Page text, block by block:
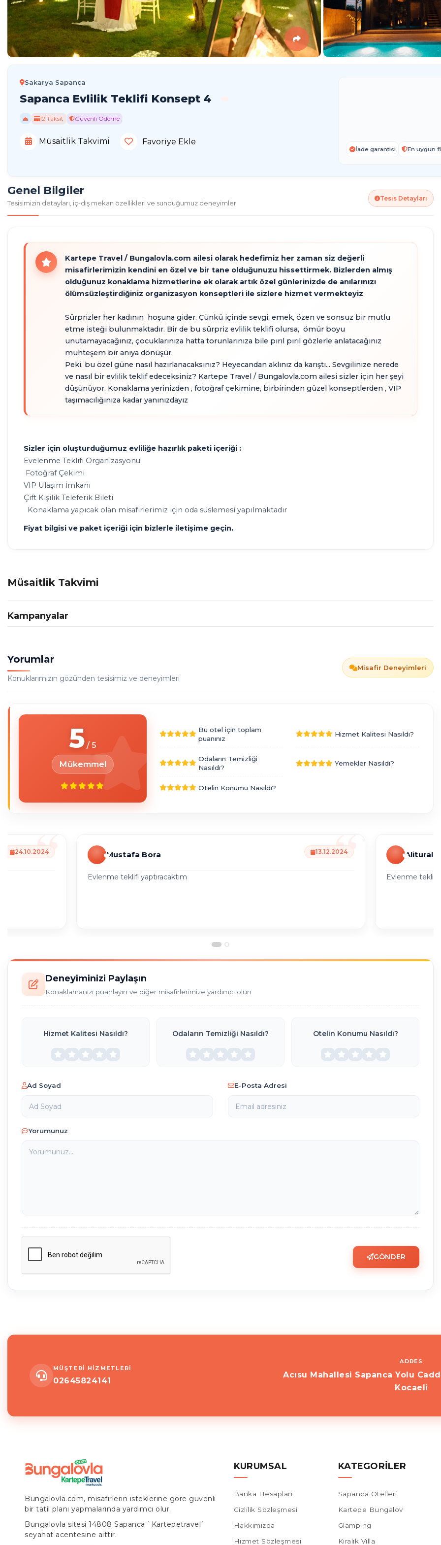
Sakarya Sapanca
Sapanca Evlilik Teklifi Konsept 4
12 Taksit Güvenli Ödeme
Müsaitlik Takvimi Favoriye Ekle
İade garantisi En uygun
Genel Bilgiler
Tesisimizin detayları, iç-dış mekan özellikleri ve sunduğumuz deneyimler
Tesis Detayları
​Kartepe Travel / Bungalovla.com ailesi olarak hedefimiz her zaman siz değerli
misafirlerimizin kendini en özel ve bir tane olduğunuzu hissettirmek. Bizlerden almış
olduğunuz konaklama hizmetlerine ek olarak artık özel günlerinizde de anılarınızı
ölümsüzleştirdiğiniz organizasyon konseptleri ile sizlere hizmet vermekteyiz
Sürprizler her kadının hoşuna gider. Çünkü içinde sevgi, emek, özen ve sonsuz bir mutlu
etme isteği bulunmaktadır. Bir de bu sürpriz evlilik teklifi olursa, ömür boyu
unutamayacağınız, çocuklarınıza hatta torunlarınıza bile pırıl pırıl gözlerle anlatacağınız
muhteşem bir anıya dönüşür.
Peki, bu özel güne nasıl hazırlanacaksınız? Heyecandan aklınız da karıştı... Sevgilinize nerede
ve nasıl bir evlilik teklif edeceksiniz? ​Kartepe Travel / Bungalovla.com ailesi sizler için her şeyi
düşünüyor. Konaklama yerinizden , fotoğraf çekimine, birbirinden güzel konseptlerden , VIP
taşımacılığınıza kadar yanınızdayız
Sizler için oluşturduğumuz evliliğe hazırlık paketi içeriği :
Evelenme Teklifi Organizasyonu
Fotoğraf Çekimi
VIP Ulaşım İmkanı
Çift Kişilik Teleferik Bileti
Konaklama yapıcak olan misafirlerimiz için oda süslemesi yapılmaktadır
Fiyat bilgisi ve paket içeriği için bizlerle iletişime geçin.
Müsaitlik Takvimi
Kampanyalar
Yorumlar
Konuklarımızın gözünden tesisimiz ve deneyimleri
Misafir Deneyimleri
5
Mükemmel
Bu otel için toplam
puanınız
Hizmet Kalitesi Nasıldı?
Odaların Temizliği
Nasıldı?
Yemekler Nasıldı?
Otelin Konumu Nasıldı?
24.10.2024 Mustafa Bora
Evlenme teklifi yaptıracaktım
13.12.2024 Alitural
Evlenme teklifi
Deneyiminizi Paylaşın
Konaklamanızı puanlayın ve diğer misafirlerimize yardımcı olun
Hizmet Kalitesi Nasıldı? Odaların Temizliği Nasıldı? Otelin Konumu Nasıldı?
Ad Soyad E-Posta Adresi
Yorumunuz
GÖNDER
HAVUZ 0
JAKUZI
1
ŞÖMINE
1
HAVUZ
MÜŞTERİ HİZMETLERİ
02645824141
ADRES
Acısu Mahallesi Sapanca Yolu
Kocaeli
Bungalovla.com, misafirlerin isteklerine göre güvenli
bir tatil planı yapmalarında yardımcı olur.
Bungalovla sitesi 14808 Sapanca `Kartepetravel`
seyahat acentesine aittir.
KURUMSAL
Banka Hesapları
Gizlilik Sözleşmesi
Hakkımızda
Hizmet Sözleşmesi
KATEGORILER
Sapanca Otelleri
Kartepe Bungalov
Glamping
Kiralık Villa